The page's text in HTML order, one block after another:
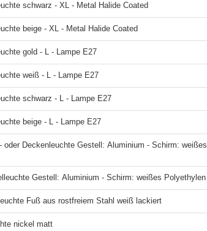
schwarz - XL - Metal Halide Coated
beige - XL - Metal Halide Coated
gold - L - Lampe E27
weiß - L - Lampe E27
schwarz - L - Lampe E27
beige - L - Lampe E27
oder Deckenleuchte Gestell: Aluminium - Schirm: weißes
Gestell: Aluminium - Schirm: weißes Polyethylen
Fuß aus rostfreiem Stahl weiß lackiert
nickel matt